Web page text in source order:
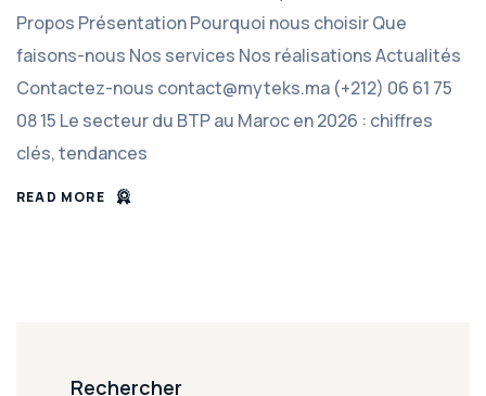
Propos Présentation Pourquoi nous choisir Que
faisons-nous Nos services Nos réalisations Actualités
Contactez-nous contact@myteks.ma (+212) 06 61 75
08 15 Le secteur du BTP au Maroc en 2026 : chiffres
clés, tendances
READ MORE
Rechercher